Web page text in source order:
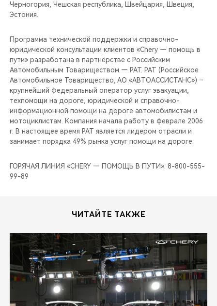
Черногория, Чешская республика, Швейцария, Швеция,
Эстония.
Программа технической поддержки и справочно-
юридической консультации клиентов «Chery — помощь в
пути» разработана в партнёрстве с Российским
Автомобильным Товариществом — РАТ. РАТ (Российское
Автомобильное Товарищество, АО «АВТОАССИСТАНС») –
крупнейший федеральный оператор услуг эвакуации,
техпомощи на дороге, юридической и справочно-
информационной помощи на дороге автомобилистам и
мотоциклистам. Компания начала работу в феврале 2006
г. В настоящее время РАТ является лидером отрасли и
занимает порядка 49% рынка услуг помощи на дороге.
ГОРЯЧАЯ ЛИНИЯ «CHERY — ПОМОЩЬ В ПУТИ»: 8-800-555-
99-89
ЧИТАЙТЕ ТАКЖЕ